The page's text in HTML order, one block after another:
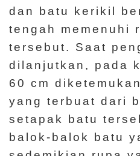
dan batu kerikil
tengah memenuhi
tersebut. Saat
dilanjutkan, pada
60 cm
yang terbuat dari
setapak batu
balok-balok batu